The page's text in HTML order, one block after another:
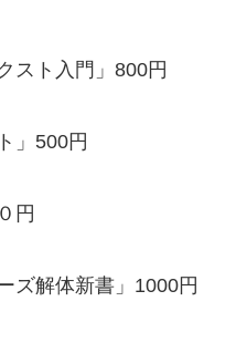
スト入門」800円
」500円
円
ズ解体新書」1000円